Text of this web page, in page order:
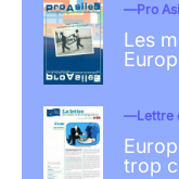
Pro
Les
Lettre
trop